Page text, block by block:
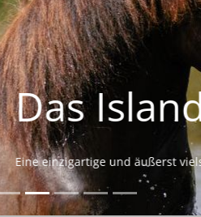
und äußerst vielseitige